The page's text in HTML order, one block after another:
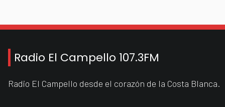
Radio El Campello 107.3FM
Radio El Campello desde el corazón de la Costa Blanca.